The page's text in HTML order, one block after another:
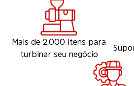
7 MOTIVOS PARA
A